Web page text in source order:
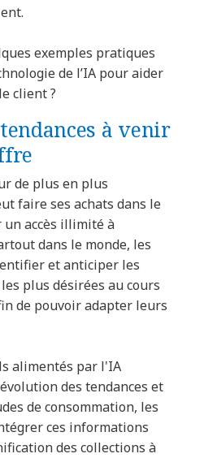
exemples pratiques
de l’IA pour aider
client ?
à venir
de plus en plus
faire ses achats dans le
accès illimité à
dans le monde, les
et anticiper les
plus désirées au cours
de pouvoir adapter leurs
alimentés par l'IA
des tendances et
de consommation, les
ces informations
des collections à